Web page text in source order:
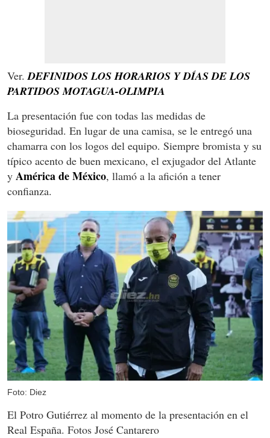
Ver.DEFINIDOS LOS HORARIOS Y DÍAS DE LOS
PARTIDOS MOTAGUA-OLIMPIA
La presentación fue con todas las medidas de
bioseguridad. En lugar de una camisa, se le entregó una
chamarra con los logos del equipo. Siempre bromista y su
típico acento de buen mexicano, el exjugador del Atlante
y América de México, llamó a la afición a tener
confianza.
Foto: Diez
El Potro Gutiérrez al momento de la presentación en el
Real España. Fotos José Cantarero